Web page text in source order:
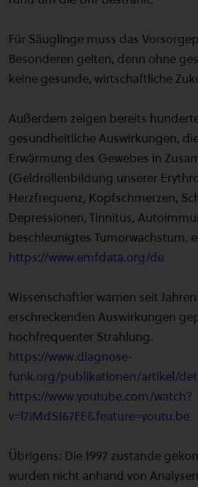
Für Säuglinge muss das
Besonderen gelten, denn ohne
keine gesunde, wirtschaftliche
Außerdem zeigen bereits
gesundheitliche Auswirkungen,
Erwärmung des Gewebes in
(Geldrollenbildung unserer
Herzfrequenz, Kopfschmerzen,
Depressionen, Tinnitus,
beschleunigtes Tumorwachstum,
https://www.emfdata.org/de
Wissenschaftler warnen seit
erschreckenden Auswirkungen
hochfrequenter Strahlung.
https://www.diagnose-
funk.org/publikationen/artikel/
https://www.youtube.com/watch?
v=l7iMdSJ67FE&feature=youtu.be
Übrigens: Die 1997 zustande
wurden nicht anhand von